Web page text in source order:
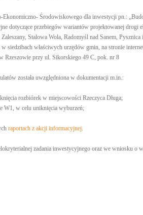
Środowiskowego dla inwestycji pn.:
dotyczące przebiegów wariantów projektowanej drogi
Stalowa Wola, Radomyśl nad Sanem,
siedzibach właściwych urzędów gmin, na stronie
Rzeszowie przy ul. Sikorskiego 49 C, pok. nr 8
została uwzględniona w dokumentacji m.in.:
rozbiórek w miejscowości Rzeczyca Długa;
W1, w celu uniknięcia wyburzeń;
raportach z akcji informacyjnej.
zadania inwestycyjnego oraz we wniosku